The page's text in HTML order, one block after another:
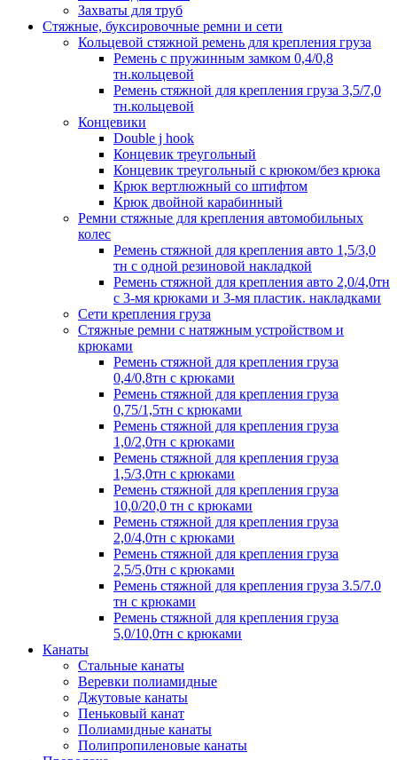
Захваты для труб
Стяжные, буксировочные ремни и сети
Кольцевой стяжной ремень для крепления груза
Ремень с пружинным замком 0,4/0,8
тн.кольцевой
Ремень стяжной для крепления груза 3,5/7,0
тн.кольцевой
Концевики
Double j hook
Концевик треугольный
Концевик треугольный с крюком/без крюка
Крюк вертлюжный со штифтом
Крюк двойной карабинный
Ремни стяжные для крепления автомобильных
колес
Ремень стяжной для крепления авто 1,5/3,0
тн с одной резиновой накладкой
Ремень стяжной для крепления авто 2,0/4,0тн
с 3-мя крюками и 3-мя пластик. накладками
Сети крепления груза
Стяжные ремни с натяжным устройством и
крюками
Ремень стяжной для крепления груза
0,4/0,8тн с крюками
Ремень стяжной для крепления груза
0,75/1,5тн с крюками
Ремень стяжной для крепления груза
1,0/2,0тн с крюками
Ремень стяжной для крепления груза
1,5/3,0тн с крюками
Ремень стяжной для крепления груза
10,0/20,0 тн с крюками
Ремень стяжной для крепления груза
2,0/4,0тн с крюками
Ремень стяжной для крепления груза
2,5/5,0тн с крюками
Ремень стяжной для крепления груза 3.5/7.0
тн с крюками
Ремень стяжной для крепления груза
5,0/10,0тн с крюками
Канаты
Стальные канаты
Веревки полиамидные
Джутовые канаты
Пеньковый канат
Полиамидные канаты
Полипропиленовые канаты